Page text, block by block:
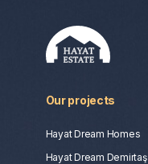
Our projects
Hayat Dream Homes
Hayat Dream Demirtaş